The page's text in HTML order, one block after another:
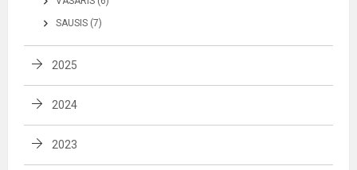
SAUSIS (7)
2025
2024
2023